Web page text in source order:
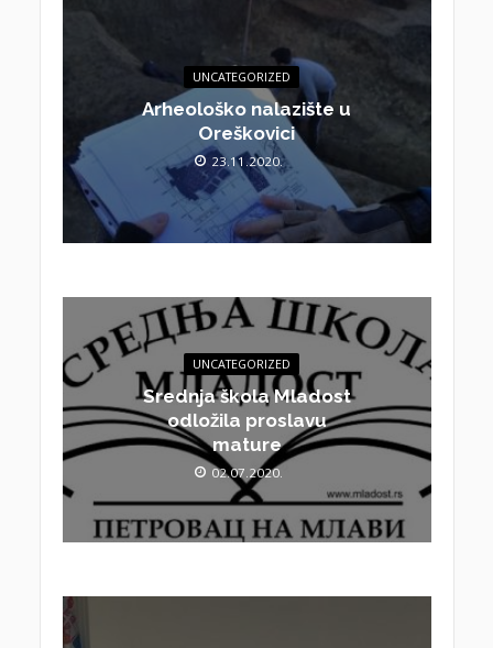
UNCATEGORIZED
Arheološko nalazište u
Oreškovici
23.11.2020.
UNCATEGORIZED
Srednja škola Mladost
odložila proslavu
mature
02.07.2020.